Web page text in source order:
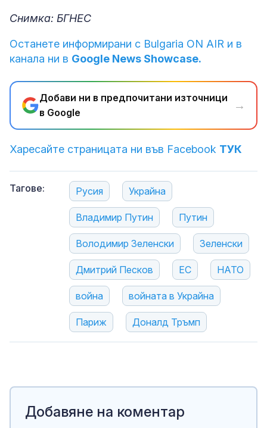
Снимка: БГНЕС
Останете информирани с Bulgaria ON AIR и в
канала ни в Google News Showcase.
Добави ни в предпочитани източници
в Google
→
Харесайте страницата ни във Facebook ТУК
Тагове: Русия Украйна
Владимир Путин Путин
Володимир Зеленски Зеленски
Дмитрий Песков ЕС НАТО
война войната в Украйна
Париж Доналд Тръмп
Добавяне на коментар